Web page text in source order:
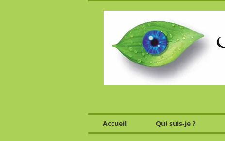
Accueil Qui suis-je ?